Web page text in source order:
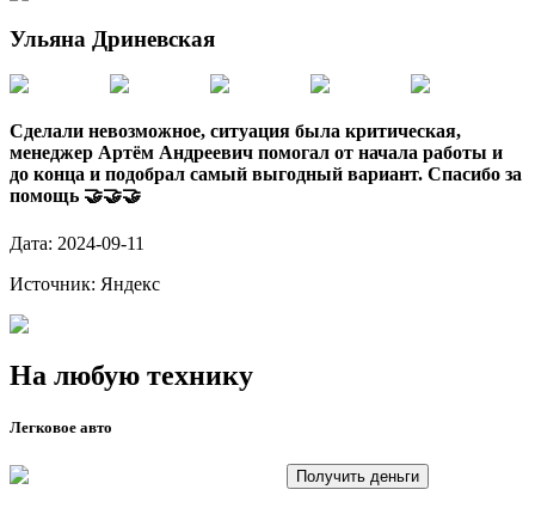
Ульяна Дриневская
Сделали невозможное, ситуация была критическая,
менеджер Артём Андреевич помогал от начала работы и
до конца и подобрал самый выгодный вариант. Спасибо за
помощь 🤝🤝🤝
Дата: 2024-09-11
Источник: Яндекс
На любую технику
Легковое авто
Получить деньги